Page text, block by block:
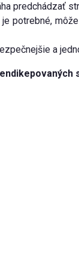
predchádzať
potrebné,
a